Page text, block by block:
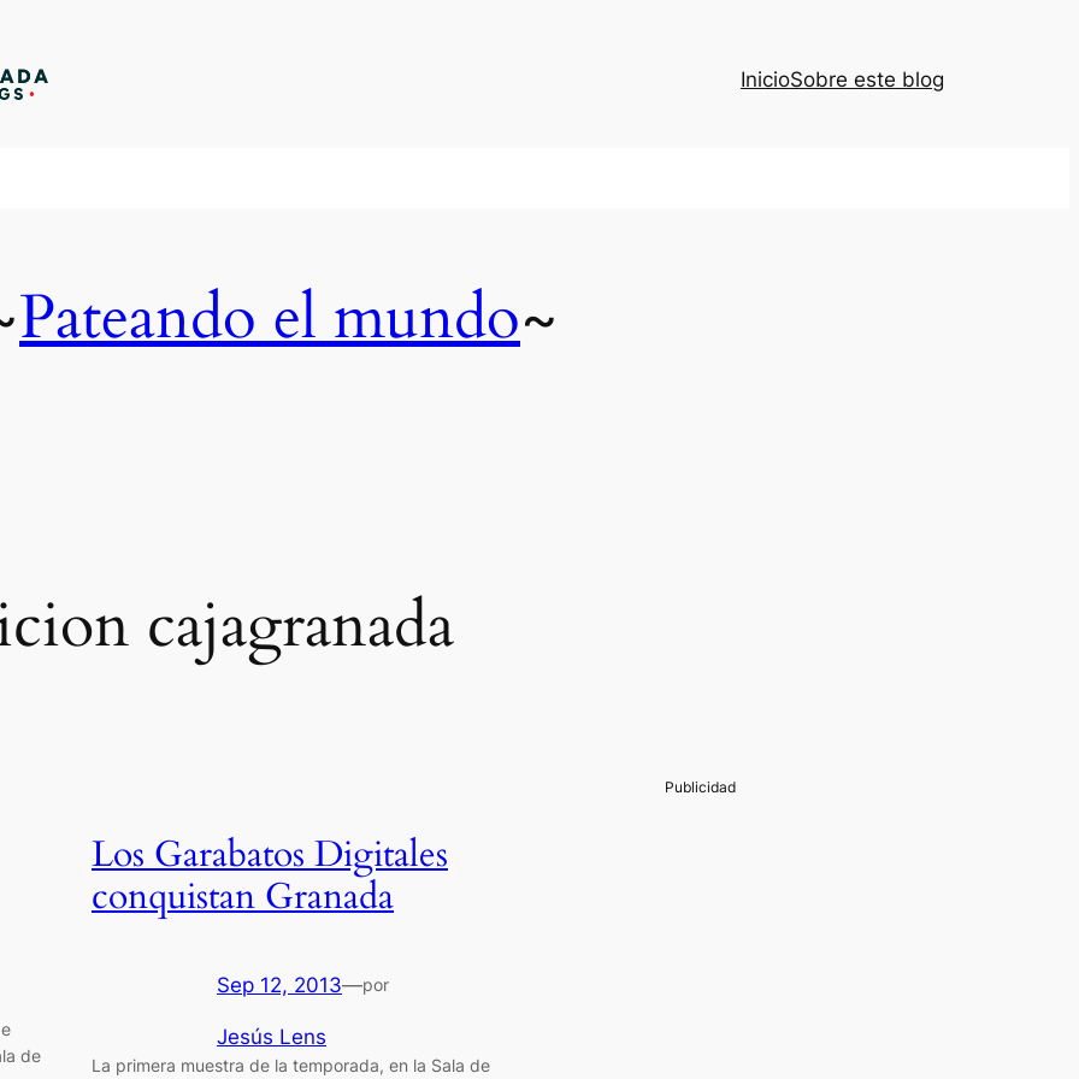
InicioSobre este blog
Pateando el mundo~
cajagranada
de
Los Garabatos Digitales
conquistan Granada
Sep 12, 2013—por
Jesús Lens
La primera muestra de la temporada, en la Sala de